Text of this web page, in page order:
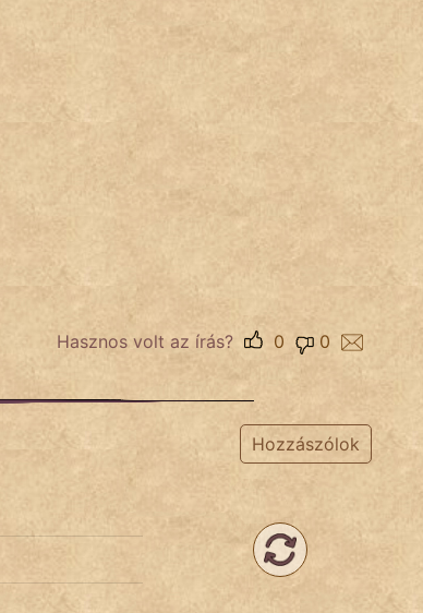
Hasznos volt az írás? 0
0
Hozzászólok